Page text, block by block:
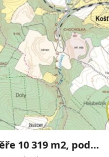
10 319 m2, podíl